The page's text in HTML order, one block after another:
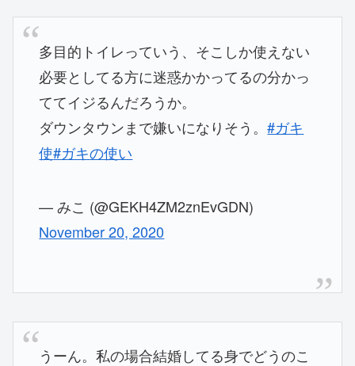
多目的トイレっていう、そこしか使えない
必要としてる方に迷惑かかってるの分かっ
ててイジるんだろうか。
ダウンタウンまで嫌いになりそう。#ガキ
使#ガキの使い
— みこ (@GEKH4ZM2znEvGDN)
November 20, 2020
うーん。私の場合結婚してる身でどうのこ